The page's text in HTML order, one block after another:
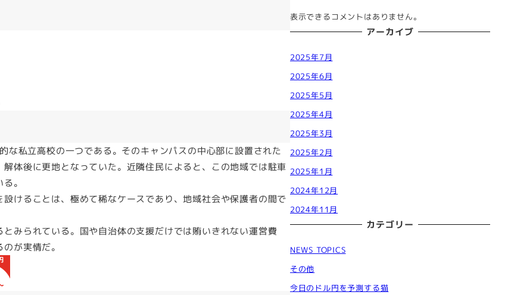
私立高校の一つである。そのキャンパスの中心部に設置された
体後に更地となっていた。近隣住民によると、この地域では駐車
。
けることは、極めて稀なケースであり、地域社会や保護者の間で
みられている。国や自治体の支援だけでは賄いきれない運営費
が実情だ。
表示できるコメントはありません。
アーカイブ
2025年7月
2025年6月
2025年5月
2025年4月
2025年3月
2025年2月
2025年1月
2024年12月
2024年11月
カテゴリー
NEWS TOPICS
その他
今日のドル円を予測する猫